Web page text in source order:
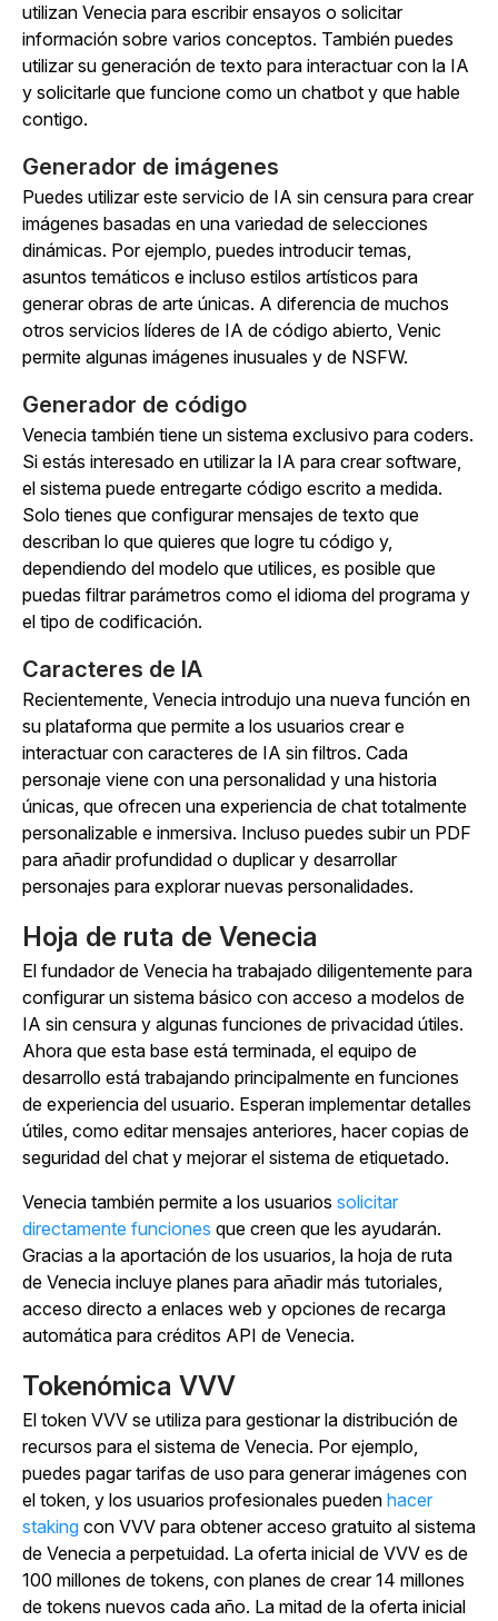
utilizan Venecia para escribir ensayos o solicitar
información sobre varios conceptos. También puedes
utilizar su generación de texto para interactuar con la IA
y solicitarle que funcione como un chatbot y que hable
contigo.
Generador de imágenes
Puedes utilizar este servicio de IA sin censura para crear
imágenes basadas en una variedad de selecciones
dinámicas. Por ejemplo, puedes introducir temas,
asuntos temáticos e incluso estilos artísticos para
generar obras de arte únicas. A diferencia de muchos
otros servicios líderes de IA de código abierto, Venic
permite algunas imágenes inusuales y de NSFW.
Generador de código
Venecia también tiene un sistema exclusivo para coders.
Si estás interesado en utilizar la IA para crear software,
el sistema puede entregarte código escrito a medida.
Solo tienes que configurar mensajes de texto que
describan lo que quieres que logre tu código y,
dependiendo del modelo que utilices, es posible que
puedas filtrar parámetros como el idioma del programa y
el tipo de codificación.
Caracteres de IA
Recientemente, Venecia introdujo una nueva función en
su plataforma que permite a los usuarios crear e
interactuar con caracteres de IA sin filtros. Cada
personaje viene con una personalidad y una historia
únicas, que ofrecen una experiencia de chat totalmente
personalizable e inmersiva. Incluso puedes subir un PDF
para añadir profundidad o duplicar y desarrollar
personajes para explorar nuevas personalidades.
Hoja de ruta de Venecia
El fundador de Venecia ha trabajado diligentemente para
configurar un sistema básico con acceso a modelos de
IA sin censura y algunas funciones de privacidad útiles.
Ahora que esta base está terminada, el equipo de
desarrollo está trabajando principalmente en funciones
de experiencia del usuario. Esperan implementar detalles
útiles, como editar mensajes anteriores, hacer copias de
seguridad del chat y mejorar el sistema de etiquetado.
Venecia también permite a los usuarios solicitar
directamente funciones que creen que les ayudarán.
Gracias a la aportación de los usuarios, la hoja de ruta
de Venecia incluye planes para añadir más tutoriales,
acceso directo a enlaces web y opciones de recarga
automática para créditos API de Venecia.
Tokenómica VVV
El token VVV se utiliza para gestionar la distribución de
recursos para el sistema de Venecia. Por ejemplo,
puedes pagar tarifas de uso para generar imágenes con
el token, y los usuarios profesionales pueden hacer
staking con VVV para obtener acceso gratuito al sistema
de Venecia a perpetuidad. La oferta inicial de VVV es de
100 millones de tokens, con planes de crear 14 millones
de tokens nuevos cada año. La mitad de la oferta inicial